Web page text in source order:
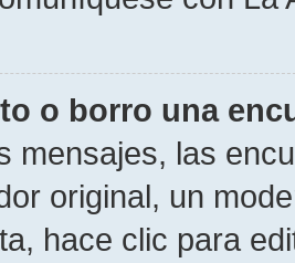
o borro una
mensajes, las
original, un
hace clic para